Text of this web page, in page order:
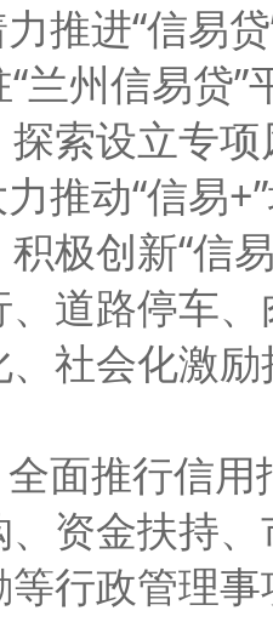
力推进“信易
兰州信易贷
索设立专
力推动“信易
极创新“信
道路停车
社会化激
全面推行信
资金扶持
行政管理